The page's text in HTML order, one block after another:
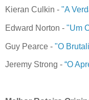
Kieran Culkin - "A
Edward Norton - "Um
Guy Pearce - "O
Jeremy Strong - “O